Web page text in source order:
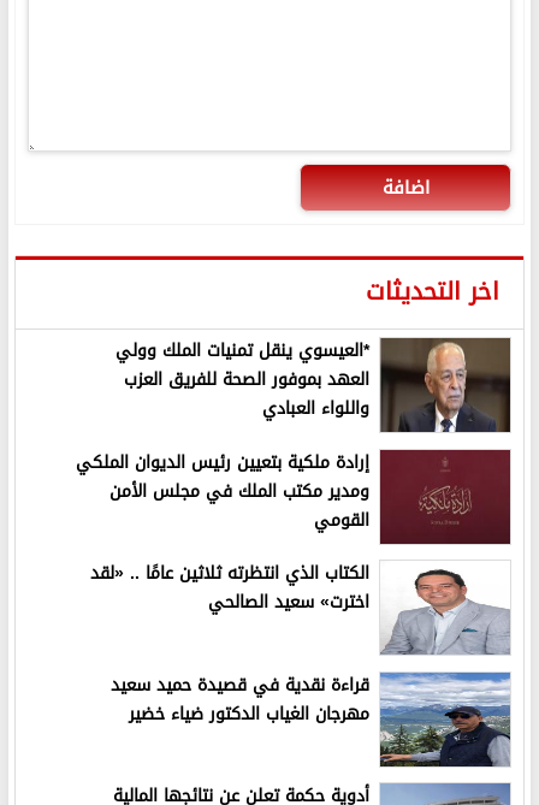
اضافة
اخر التحديثات
*العيسوي ينقل تمنيات الملك وولي
العهد بموفور الصحة للفريق العزب
واللواء العبادي
إرادة ملكية بتعيين رئيس الديوان الملكي
ومدير مكتب الملك في مجلس الأمن
القومي
الكتاب الذي انتظرته ثلاثين عامًا .. «لقد
اخترت» سعيد الصالحي
قراءة نقدية في قصيدة حميد سعيد
مهرجان الغياب الدكتور ضياء خضير
أدوية حكمة تعلن عن نتائجها المالية